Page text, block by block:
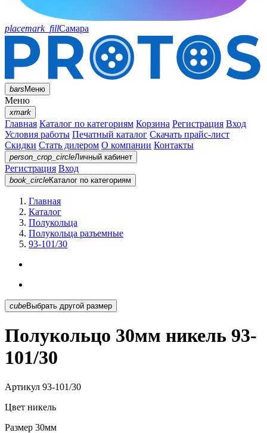
placemark_fillСамара
barsМеню
Меню
xmark
Главная Каталог по категориям Корзина Регистрация Вход
Условия работы Печатный каталог Скачать прайс-лист
Скидки Стать дилером О компании Контакты
person_crop_circleЛичный кабинет
Регистрация Вход
book_circleКаталог по категориям
Главная
Каталог
Полукольца
Полукольца разъемные
93-101/30
cubeВыбрать другой размер
Полукольцо 30мм никель 93-
101/30
Артикул 93-101/30
Цвет никель
Размер 30мм